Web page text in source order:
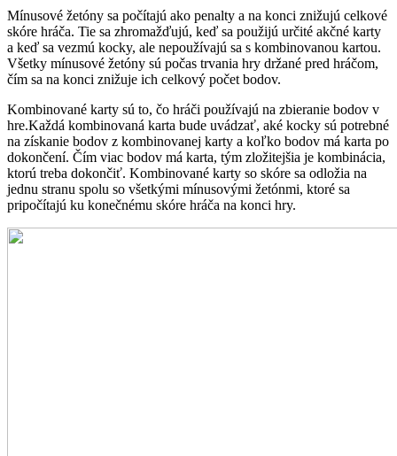
Mínusové žetóny sa počítajú ako penalty a na konci znižujú celkové
skóre hráča. Tie sa zhromažďujú, keď sa použijú určité akčné karty
a keď sa vezmú kocky, ale nepoužívajú sa s kombinovanou kartou.
Všetky mínusové žetóny sú počas trvania hry držané pred hráčom,
čím sa na konci znižuje ich celkový počet bodov.
Kombinované karty sú to, čo hráči používajú na zbieranie bodov v
hre.Každá kombinovaná karta bude uvádzať, aké kocky sú potrebné
na získanie bodov z kombinovanej karty a koľko bodov má karta po
dokončení. Čím viac bodov má karta, tým zložitejšia je kombinácia,
ktorú treba dokončiť. Kombinované karty so skóre sa odložia na
jednu stranu spolu so všetkými mínusovými žetónmi, ktoré sa
pripočítajú ku konečnému skóre hráča na konci hry.